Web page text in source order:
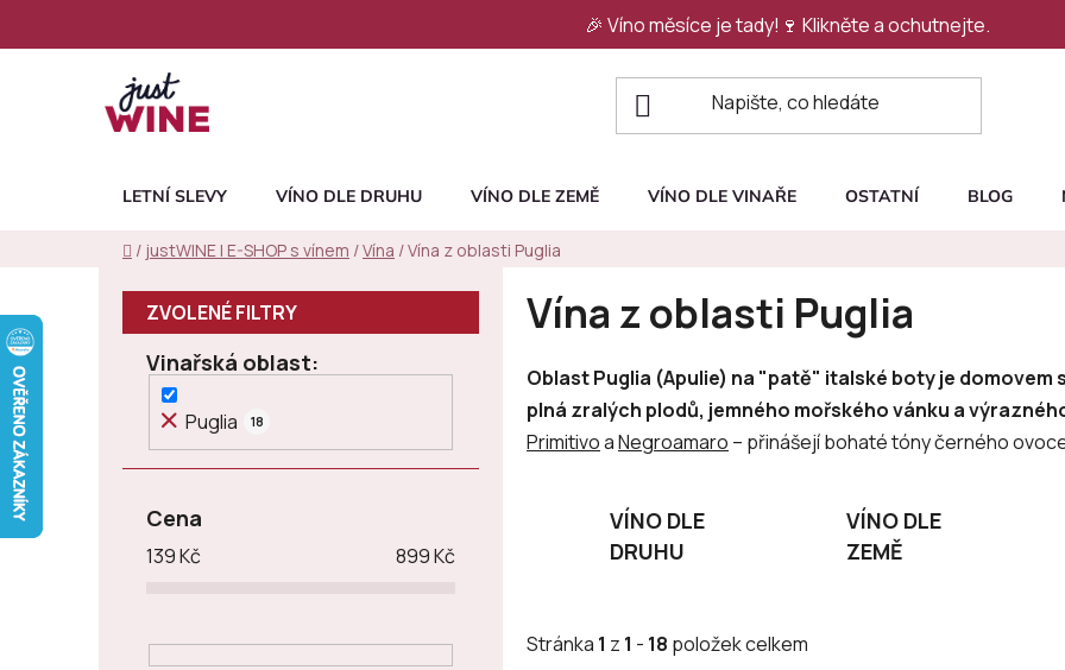
🎉 Víno měsíce je tady!🍷 Klikněte a ochutnejte.
LETNÍ SLEVY VÍNO DLE DRUHU VÍNO DLE ZEMĚ VÍNO DLE VINAŘE OSTATNÍ BLOG
Domů
/ justWINE | E-SHOP s vínem /Vína /Vína z oblasti Puglia
Vinařská oblast
Puglia 18
Cena
139Kč 899Kč
Vína z oblasti Puglia
Oblast Puglia (Apulie) na "patě" italské boty je
plná zralých plodů, jemného mořského vánku a
PrimitivoaNegroamaro – přinášejí bohaté tóny černého
VÍNO DLE
DRUHU
VÍNO DLE
ZEMĚ
Stránka 1 z 1 - 18 položek celkem